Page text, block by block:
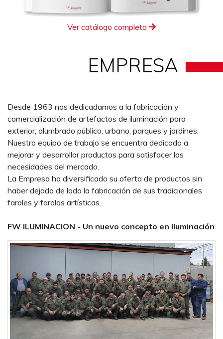
Ver catálogo completo
EMPRESA
Desde 1963 nos dedicadamos a la fabricación y
comercialización de artefactos de iluminación para
exterior, alumbrado público, urbano, parques y jardines.
Nuestro equipo de trabajo se encuentra dedicado a
mejorar y desarrollar productos para satisfacer las
necesidades del mercado.
La Empresa ha diversificado su oferta de productos sin
haber dejado de lado la fabricación de sus tradicionales
faroles y farolas artísticas.
FW ILUMINACION - Un nuevo concepto en Iluminación